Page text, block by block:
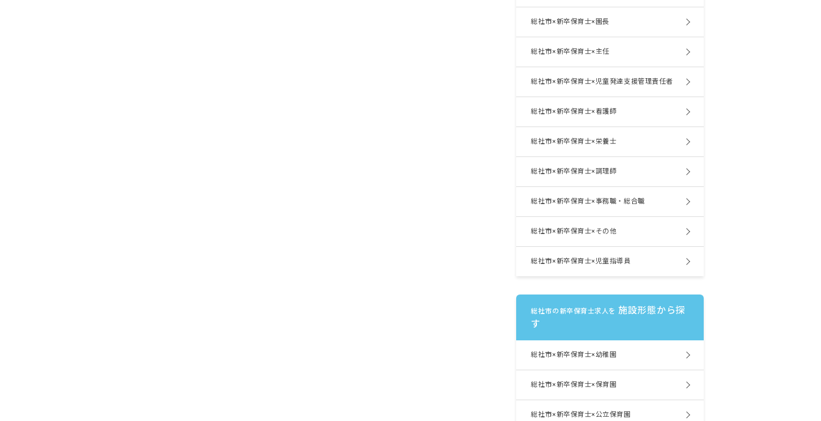
総社市×新卒保育士×園長
総社市×新卒保育士×主任
総社市×新卒保育士×児童発達支援管理責任者
総社市×新卒保育士×看護師
総社市×新卒保育士×栄養士
総社市×新卒保育士×調理師
総社市×新卒保育士×事務職・総合職
総社市×新卒保育士×その他
総社市×新卒保育士×児童指導員
総社市の新卒保育士求人を 施設形態から探
す
総社市×新卒保育士×幼稚園
総社市×新卒保育士×保育園
総社市×新卒保育士×公立保育園